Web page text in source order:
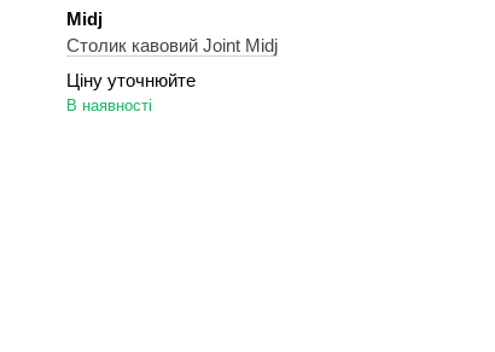
Midj
Cтолик кавовий Joint Midj
Ціну уточнюйте
В наявності